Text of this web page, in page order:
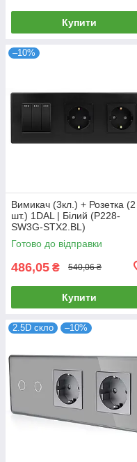
Купити
–10%
Вимикач (3кл.) + Розетка (2
шт.) 1DAL | Білий (P228-
SW3G-STX2.BL)
Готово до відправки
486,05 ₴ 540,06 ₴
Купити
2.5D скло –10%